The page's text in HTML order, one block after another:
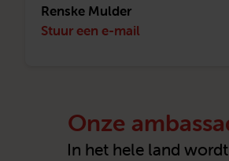
Renske Mulder
Stuur een e-mail
Onze
In het hele land